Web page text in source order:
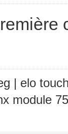
| elo
module